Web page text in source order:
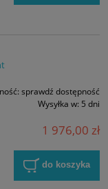
sprawdź dostępność
Wysyłka w: 5 dni
1 976,00 zł
do koszyka